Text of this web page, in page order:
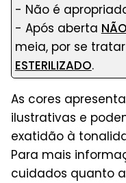
- Não é
- Após aberta
meia, por se
ESTERILIZADO.
As cores
ilustrativas e
exatidão à
Para mais
cuidados quanto